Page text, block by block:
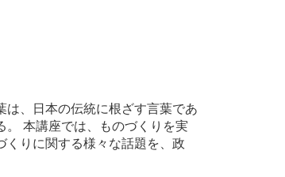
、日本の伝統に根ざす言葉であ
本講座では、ものづくりを実
りに関する様々な話題を、政